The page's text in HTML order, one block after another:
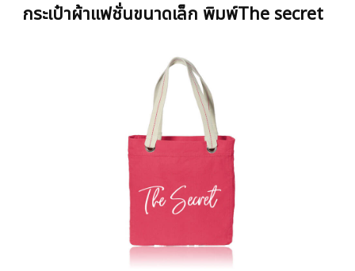
กระเป๋าผ้าแฟชั่นขนาดเล็ก พิมพ์The secret